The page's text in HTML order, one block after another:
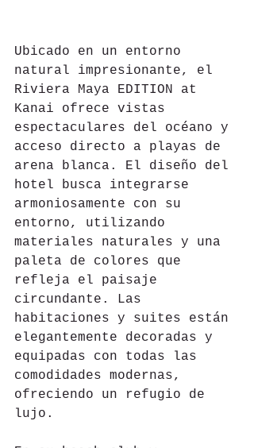
Ubicado en un entorno
natural impresionante, el
Riviera Maya EDITION at
Kanai ofrece vistas
espectaculares del océano y
acceso directo a playas de
arena blanca. El diseño del
hotel busca integrarse
armoniosamente con su
entorno, utilizando
materiales naturales y una
paleta de colores que
refleja el paisaje
circundante. Las
habitaciones y suites están
elegantemente decoradas y
equipadas con todas las
comodidades modernas,
ofreciendo un refugio de
lujo.